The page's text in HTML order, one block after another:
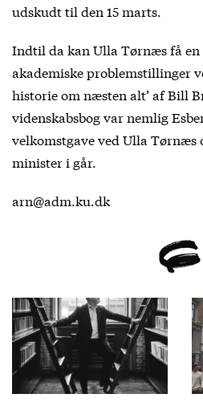
udskudt til den 15 marts.
Indtil da kan Ulla Tørnæs få
akademiske problemstillinger
historie om næsten alt’ af Bill
videnskabsbog var nemlig
velkomstgave ved Ulla
minister i går.
arn@adm.ku.dk